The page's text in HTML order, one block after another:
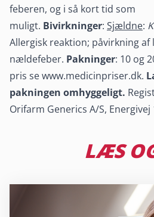
feberen, og i så kort tid som
muligt. Bivirkninger: Sjældne:
Allergisk reaktion; påvirkning
nældefeber. Pakninger: 10 og
pris se www.medicinpriser.dk.
pakningen omhyggeligt.
Orifarm Generics A/S, Energivej
LÆS